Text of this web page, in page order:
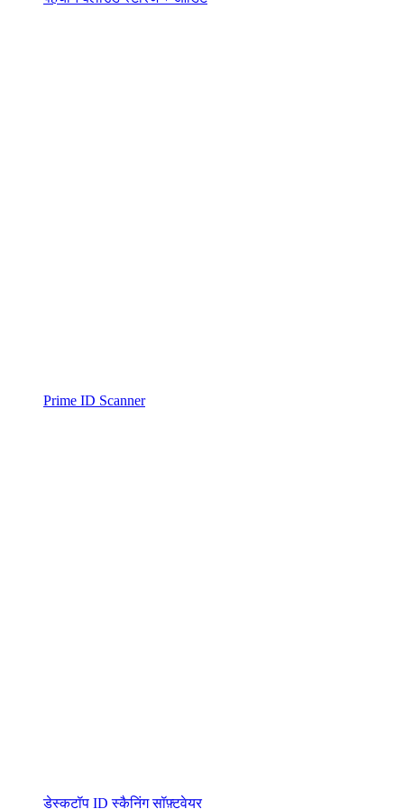
Prime ID Scanner
डेस्कटॉप ID स्कैनिंग सॉफ़्टवेयर